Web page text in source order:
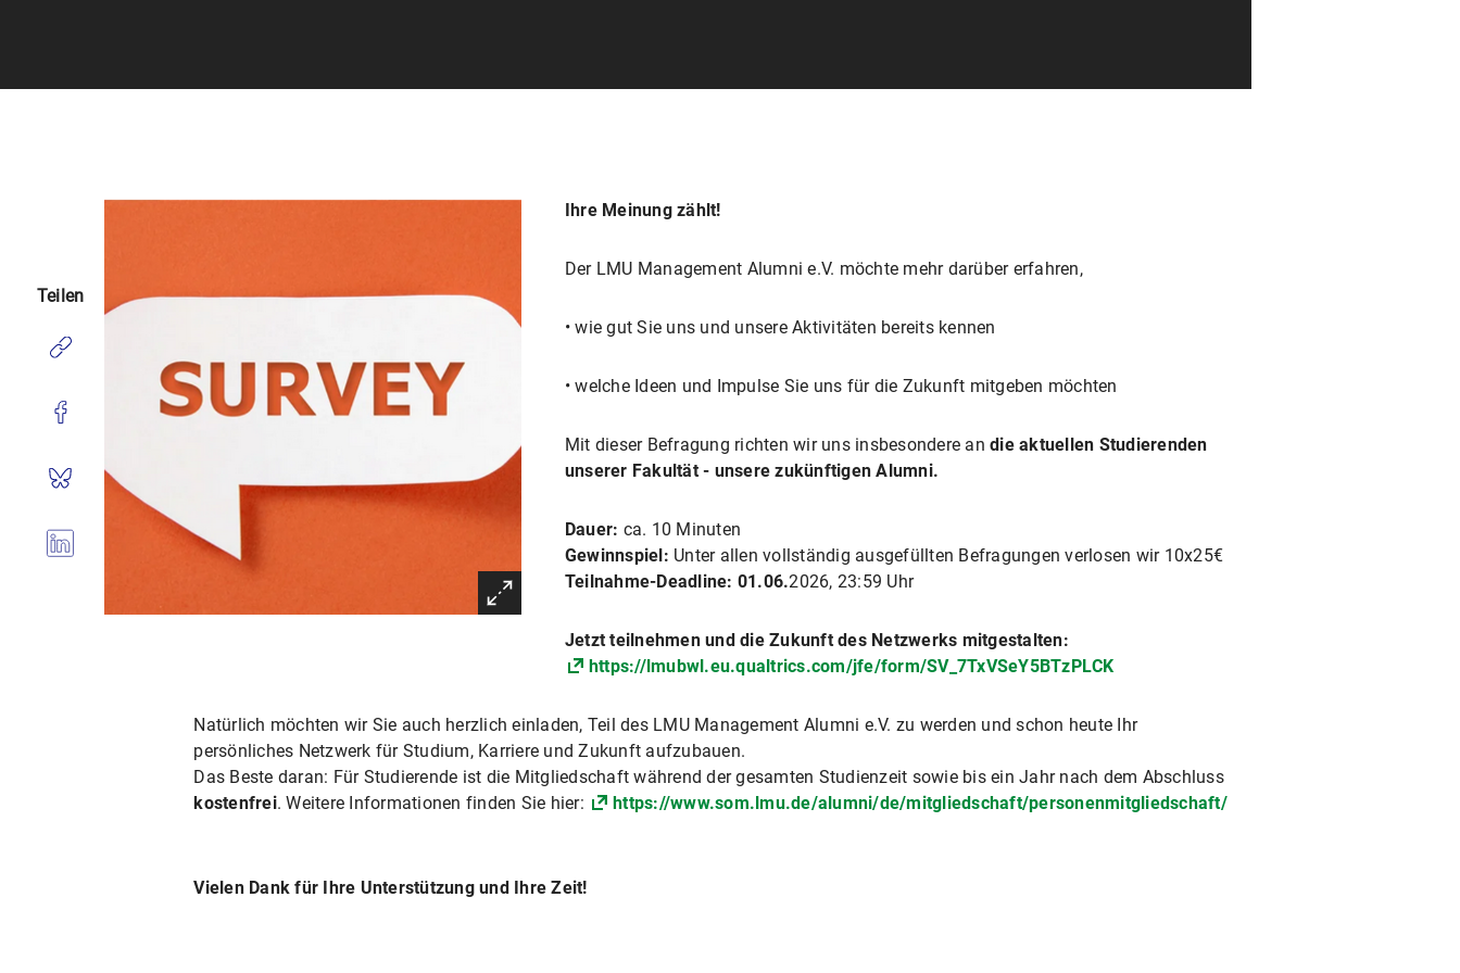
Ihre Meinung zählt!
Der LMU Management Alumni e.V. möchte mehr darüber erfahren,
• wie gut Sie uns und unsere Aktivitäten bereits kennen
• welche Ideen und Impulse Sie uns für die Zukunft mitgeben möchten
Mit dieser Befragung richten wir uns insbesondere an die aktuellen Studierenden
unserer Fakultät - unsere zukünftigen Alumni.
Dauer: ca. 10 Minuten
Gewinnspiel: Unter allen vollständig ausgefüllten Befragungen verlosen wir 10x25€
Teilnahme-Deadline: 01.06.2026, 23:59 Uhr
Jetzt teilnehmen und die Zukunft des Netzwerks mitgestalten:
https://lmubwl.eu.qualtrics.com/jfe/form/SV_7TxVSeY5BTzPLCK
Natürlich möchten wir Sie auch herzlich einladen, Teil des LMU Management Alumni e.V. zu werden und schon heute Ihr
persönliches Netzwerk für Studium, Karriere und Zukunft aufzubauen.
Das Beste daran: Für Studierende ist die Mitgliedschaft während der gesamten Studienzeit sowie bis ein Jahr nach dem Abschluss
kostenfrei. Weitere Informationen finden Sie hier: https://www.som.lmu.de/alumni/de/mitgliedschaft/personenmitgliedschaft/
Vielen Dank für Ihre Unterstützung und Ihre Zeit!
Teilen